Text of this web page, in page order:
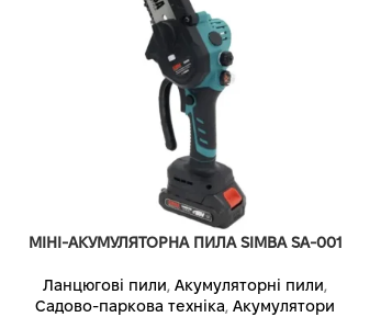
МІНІ-АКУМУЛЯТОРНА ПИЛА SIMBA SA-001
Ланцюгові пили, Акумуляторні пили,
Садово-паркова техніка, Акумулятори